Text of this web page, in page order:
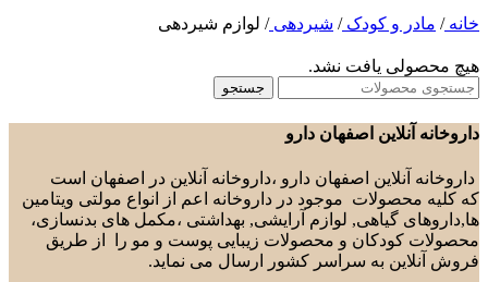
خانه / مادر و کودک / شیردهی / لوازم شیردهی
هیچ محصولی یافت نشد.
جستجو
داروخانه آنلاین اصفهان دارو
داروخانه آنلاین اصفهان دارو ،داروخانه آنلاین در اصفهان است
که کلیه محصولات موجود در داروخانه اعم از انواع مولتی ویتامین
ها,داروهای گیاهی, لوازم آرایشی, بهداشتی ،مکمل های بدنسازی،
محصولات کودکان و محصولات زیبایی پوست و مو را از طریق
فروش آنلاین به سراسر کشور ارسال می نماید.